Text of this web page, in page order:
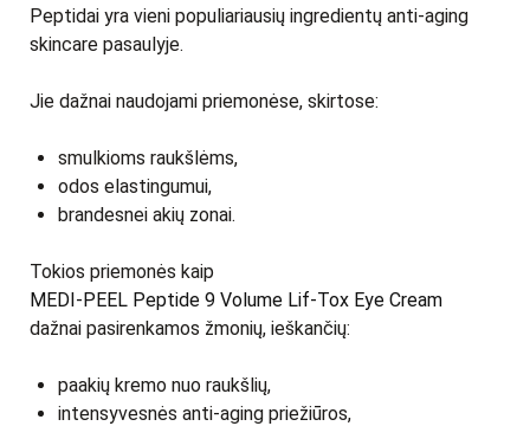
Peptidai yra vieni populiariausių ingredientų anti-aging
skincare pasaulyje.
Jie dažnai naudojami priemonėse, skirtose:
smulkioms raukšlėms,
odos elastingumui,
brandesnei akių zonai.
Tokios priemonės kaip
MEDI-PEEL Peptide 9 Volume Lif-Tox Eye Cream
dažnai pasirenkamos žmonių, ieškančių:
paakių kremo nuo raukšlių,
intensyvesnės anti-aging priežiūros,